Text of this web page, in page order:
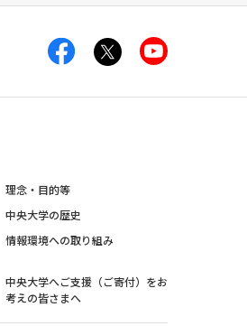
理念・目的等
中央大学の歴史
情報環境への取り組み
中央大学へご支援（ご寄付）をお
考えの皆さまへ